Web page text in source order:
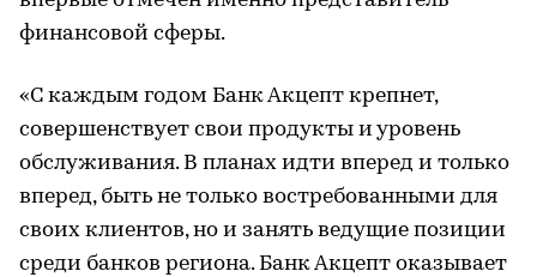
финансовой сферы.
«С каждым годом Банк Акцепт крепнет,
совершенствует свои продукты и уровень
обслуживания. В планах идти вперед и только
вперед, быть не только востребованными для
своих клиентов, но и занять ведущие позиции
среди банков региона. Банк Акцепт оказывает